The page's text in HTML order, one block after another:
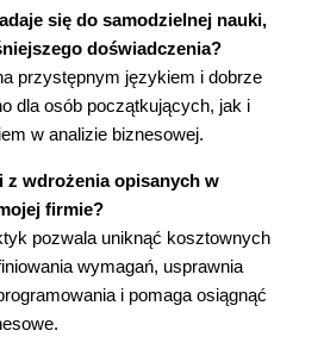
obiektów danych i ich relacji
zrozumienia danych
decydują o sukcesie
dotyczące danych tam,
i ocena atrybutów
atrybutów jakości
atrybutów jakości
jakościowe
się do samodzielnej nauki,
doświadczenia?
przystępnym językiem i dobrze
dla osób początkujących, jak i
w analizie biznesowej.
z wdrożenia opisanych w
firmie?
pozwala uniknąć kosztownych
wymagań, usprawnia
i pomaga osiągnąć